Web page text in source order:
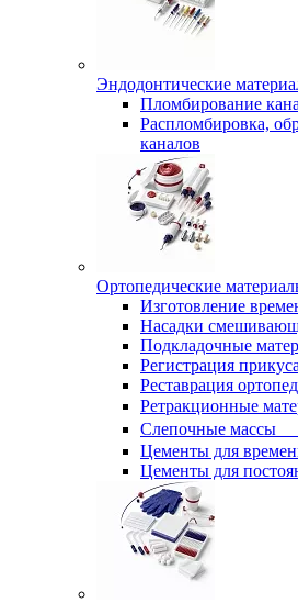
Эндодонтические
Пломбирование
Распломбировка,
каналов
Ортопедические
Изготовление
Насадки
Подкладочные
Регистрация прикуса
Реставрация
Ретракционные
Слепочные массы
Цементы для
Цементы для